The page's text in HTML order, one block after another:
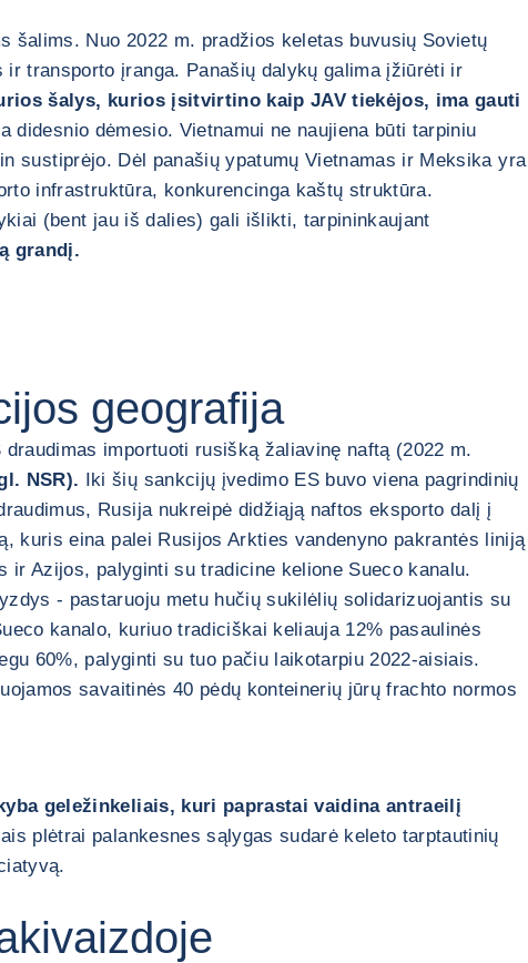
Nuo 2022 m. pradžios keletas buvusių Sovietų
transporto įranga. Panašių dalykų galima įžiūrėti ir
šalys, kurios įsitvirtino kaip JAV tiekėjos, ima gauti
didesnio dėmesio. Vietnamui ne naujiena būti tarpiniu
sustiprėjo. Dėl panašių ypatumų Vietnamas ir Meksika yra
infrastruktūra, konkurencinga kaštų struktūra.
(bent jau iš dalies) gali išlikti, tarpininkaujant
grandį.
geografija
importuoti rusišką žaliavinę naftą (2022 m.
NSR). Iki šių sankcijų įvedimo ES buvo viena pagrindinių
Rusija nukreipė didžiąją naftos eksporto dalį į
kuris eina palei Rusijos Arkties vandenyno pakrantės liniją
Azijos, palyginti su tradicine kelione Sueco kanalu.
- pastaruoju metu hučių sukilėlių solidarizuojantis su
kanalo, kuriuo tradiciškai keliauja 12% pasaulinės
60%, palyginti su tuo pačiu laikotarpiu 2022-aisiais.
savaitinės 40 pėdų konteinerių jūrų frachto normos
geležinkeliais, kuri paprastai vaidina antraeilį
plėtrai palankesnes sąlygas sudarė keleto tarptautinių